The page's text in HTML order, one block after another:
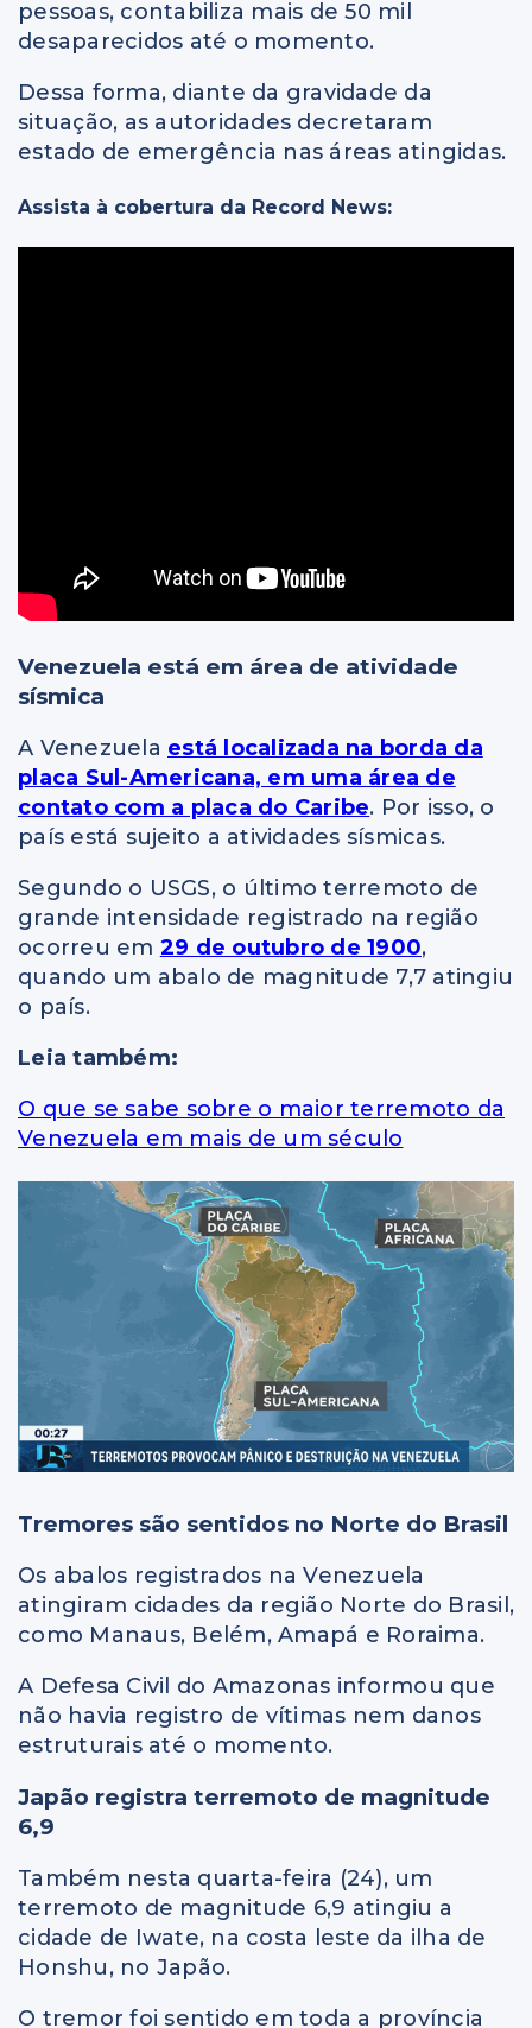
pessoas, contabiliza mais de 50 mil
desaparecidos até o momento.
Dessa forma, diante da gravidade da
situação, as autoridades decretaram
estado de emergência nas áreas atingidas.
Assista à cobertura da Record News:
Venezuela está em área de atividade
sísmica
A Venezuela está localizada na borda da
placa Sul-Americana, em uma área de
contato com a placa do Caribe. Por isso, o
país está sujeito a atividades sísmicas.
Segundo o USGS, o último terremoto de
grande intensidade registrado na região
ocorreu em 29 de outubro de 1900,
quando um abalo de magnitude 7,7 atingiu
o país.
Leia também:
O que se sabe sobre o maior terremoto da
Venezuela em mais de um século
Tremores são sentidos no Norte do Brasil
Os abalos registrados na Venezuela
atingiram cidades da região Norte do Brasil,
como Manaus, Belém, Amapá e Roraima.
A Defesa Civil do Amazonas informou que
não havia registro de vítimas nem danos
estruturais até o momento.
Japão registra terremoto de magnitude
6,9
Também nesta quarta-feira (24), um
terremoto de magnitude 6,9 atingiu a
cidade de Iwate, na costa leste da ilha de
Honshu, no Japão.
O tremor foi sentido em toda a província